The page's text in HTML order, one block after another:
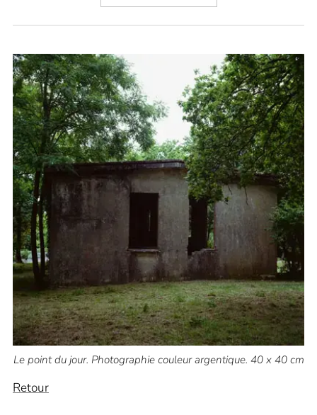
Le point du jour. Photographie couleur argentique. 40 x 40 cm
Retour